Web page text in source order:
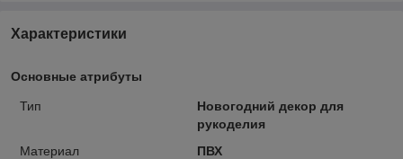
Характеристики
Основные атрибуты
Тип
Новогодний декор для
рукоделия
Материал
ПВХ